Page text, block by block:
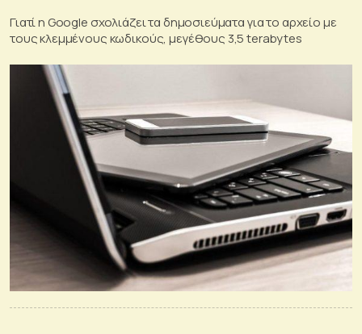
Γιατί η Google σχολιάζει τα δημοσιεύματα για το αρχείο με
τους κλεμμένους κωδικούς, μεγέθους 3,5 terabytes